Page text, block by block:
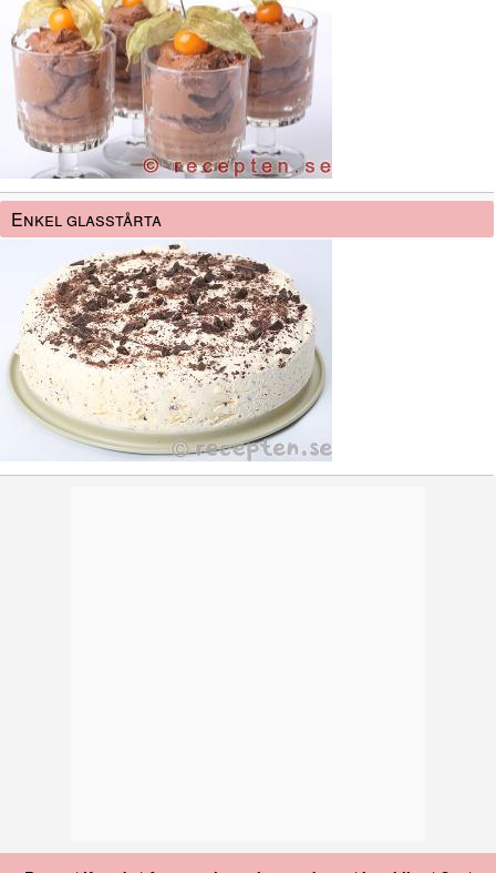
Enkel glasstårta